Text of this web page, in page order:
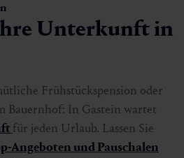
Unterkunft in
Frühstückspension oder
Bauernhof: In Gastein wartet
für jeden Urlaub. Lassen Sie
Angeboten und Pauschalen